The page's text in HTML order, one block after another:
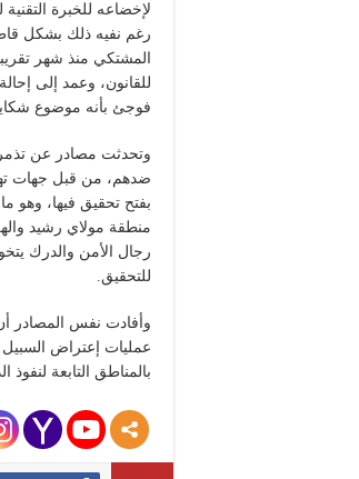
لإخضاعه للخبرة
رغم نفيه ذلك بشكل
المشتكي منذ شهر
للقانون، وعمد إلى
فوجئ بأنه موضوع
وتحدثت مصادر عن تذمر
ضدهم، من قبل جهات
بفتح تحقيق فيها، وهو
منطقة مولاي رشيد
رجال الأمن والدرك
للتحقيق.
وأفادت نفس المصادر
عمليات إعتراض
بالمناطق التابعة